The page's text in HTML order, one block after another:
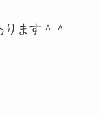
ます＾＾